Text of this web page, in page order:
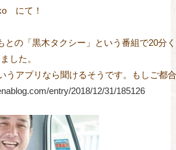
　にて！
との「黒木タクシー」という番組で20分
した。
entry/2018/12/31/185126